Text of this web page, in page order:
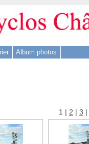
Album photos
1 | 2 | 3 |